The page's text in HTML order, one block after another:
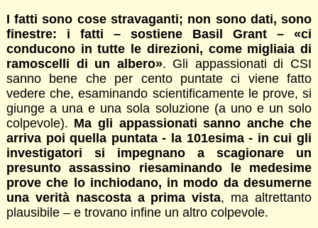
I fatti sono cose stravaganti; non sono dati, sono
finestre: i fatti – sostiene Basil Grant – «ci
conducono in tutte le direzioni, come migliaia di
ramoscelli di un albero». Gli appassionati di CSI
sanno bene che per cento puntate ci viene fatto
vedere che, esaminando scientificamente le prove, si
giunge a una e una sola soluzione (a uno e un solo
colpevole). Ma gli appassionati sanno anche che
arriva poi quella puntata - la 101esima - in cui gli
investigatori si impegnano a scagionare un
presunto assassino riesaminando le medesime
prove che lo inchiodano, in modo da desumerne
una verità nascosta a prima vista, ma altrettanto
plausibile – e trovano infine un altro colpevole.